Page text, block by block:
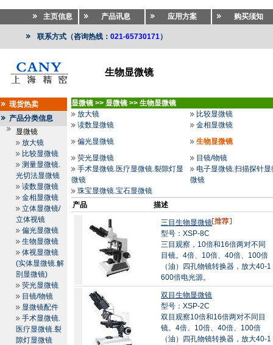
主页信息 产品讯息 应用方案 购买须知
联系方式（咨询热线： 021-65730171）
生物显微镜
现货热卖
产品分类信息
显微镜
放大镜
比较显微镜
测量显微镜.
光切法显微镜
读数显微镜
金相显微镜
立体显微镜/
立体视镜
偏光显微镜
生物显微镜
体视显微镜
(实体显微镜.解
剖显微镜)
荧光显微镜
目镜/物镜
显微镜配件
手术显微镜.
医疗显微镜.裂
隙灯显微镜
显微镜 >> 显微镜 >> 生物显微镜
放大镜
比较显微镜
读数显微镜
金相显微镜
偏光显微镜
生物显微镜
荧光显微镜
目镜/物镜
手术显微镜.医疗显微镜.裂隙灯显
微镜
电子显微镜.扫描探针
微镜
珠宝显微镜.宝石显微镜
产品
描述
三目生物显微镜
型号：XSP-8C
三目观察，10倍和16倍两对不同
目镜。4倍、10倍、40倍、100倍
（油）四孔物镜转换器，放大40-1
600倍电光源。
双目生物显微镜
型号：XSP-2C
双目观察10倍和16倍两对不同目
镜。4倍、10倍、40倍、100倍
（油）四孔物镜转换器，放大40-1